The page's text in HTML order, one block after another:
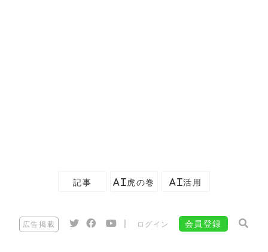
記事 AI虎の巻 AI活用
広告掲載 ログイン 会員登録